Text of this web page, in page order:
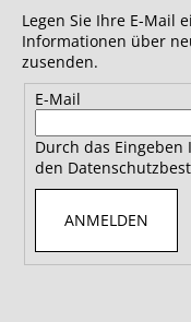
Legen Sie Ihre E-Mail
Informationen über
zusenden.
E-Mail
Durch das Eingeben
den
ANMELDEN